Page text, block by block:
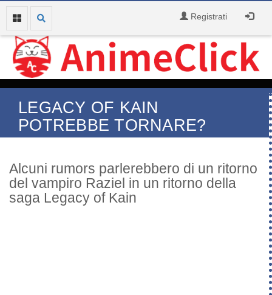
Registrati
LEGACY OF KAIN
POTREBBE TORNARE?
Alcuni rumors parlerebbero di un ritorno
del vampiro Raziel in un ritorno della
saga Legacy of Kain